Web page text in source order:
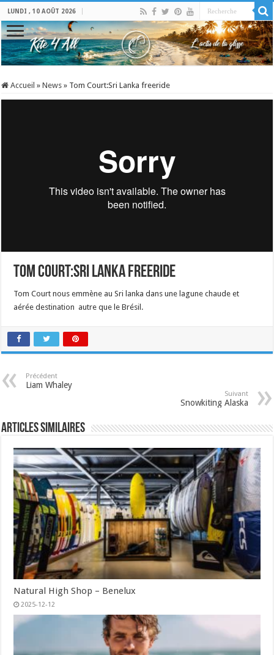
LUNDI , 10 AOÛT 2026
Accueil » News » Tom Court:Sri Lanka freeride
Tom Court:Sri Lanka freeride
Tom Court nous emmène au Sri lanka dans une lagune chaude et
aérée destination autre que le Brésil.
Précédent
Liam Whaley
Suivant
Snowkiting Alaska
Articles similaires
Natural High Shop – Benelux
2025-12-12